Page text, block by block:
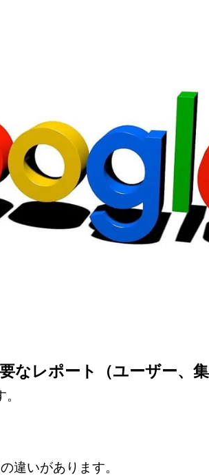
なレポート（ユーザー、
違いがあります。